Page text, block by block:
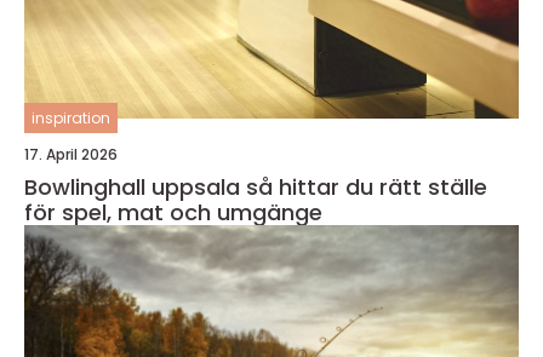
inspiration
17. April 2026
Bowlinghall uppsala så hittar du rätt ställe
för spel, mat och umgänge